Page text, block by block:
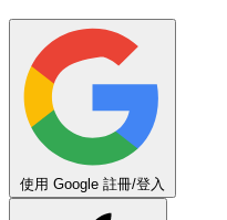
使用 Google 註冊/登入